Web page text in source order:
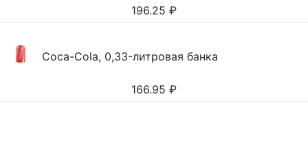
196.25 ₽
Coca-Cola, 0,33-литровая банка
166.95 ₽